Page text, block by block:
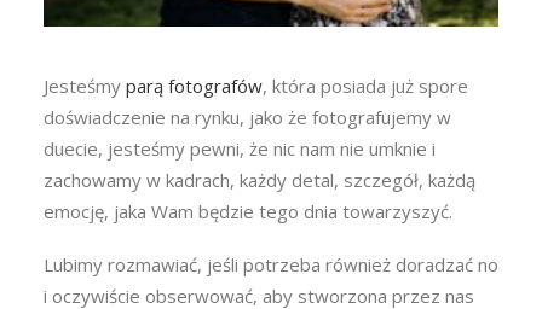
Jesteśmy parą fotografów, która posiada już spore
doświadczenie na rynku, jako że fotografujemy w
duecie, jesteśmy pewni, że nic nam nie umknie i
zachowamy w kadrach, każdy detal, szczegół, każdą
emocję, jaka Wam będzie tego dnia towarzyszyć.
Lubimy rozmawiać, jeśli potrzeba również doradzać no
i oczywiście obserwować, aby stworzona przez nas